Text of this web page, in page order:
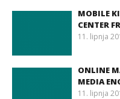
MOBILE
CENTER
11. lipnja
ONLINE
MEDIA
11. lipnja